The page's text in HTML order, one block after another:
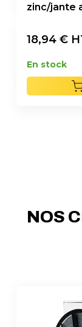
zinc/jante
18,94 €
En stock
NOS